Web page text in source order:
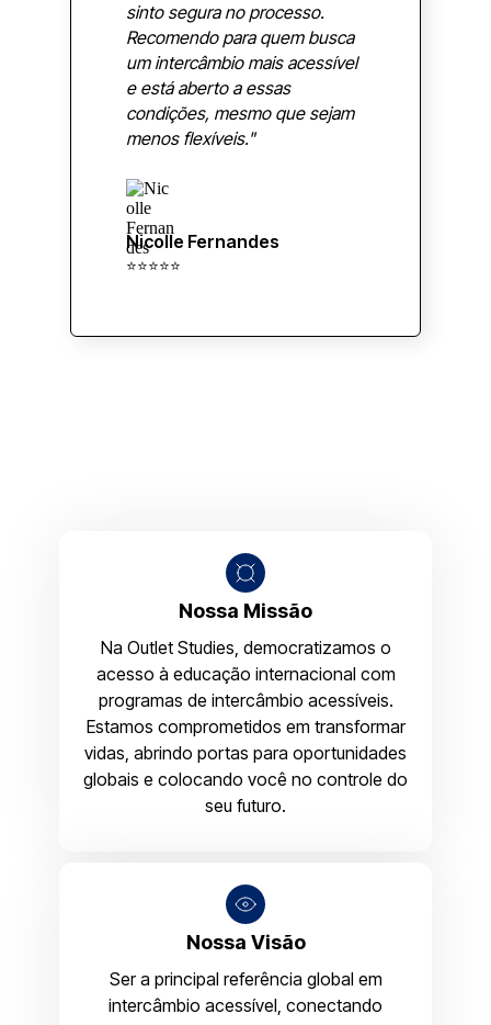
sinto segura no processo.
Recomendo para quem busca
um intercâmbio mais acessível
e está aberto a essas
condições, mesmo que sejam
menos flexíveis."
Nicolle Fernandes
⭐⭐⭐⭐⭐
Nossa Missão
Na Outlet Studies, democratizamos o
acesso à educação internacional com
programas de intercâmbio acessíveis.
Estamos comprometidos em transformar
vidas, abrindo portas para oportunidades
globais e colocando você no controle do
seu futuro.
Nossa Visão
Ser a principal referência global em
intercâmbio acessível, conectando